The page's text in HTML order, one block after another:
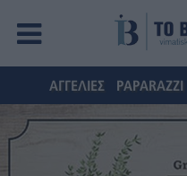
ΑΓΓΕΛΙΕΣ PAPARAZZI